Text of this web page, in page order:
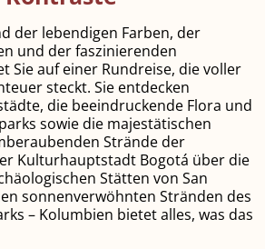
der lebendigen Farben, der
und der faszinierenden
Sie auf einer Rundreise, die voller
steckt. Sie entdecken
die beeindruckende Flora und
sowie die majestätischen
Strände der
Kulturhauptstadt Bogotá über die
Stätten von San
sonnenverwöhnten Stränden des
– Kolumbien bietet alles, was das